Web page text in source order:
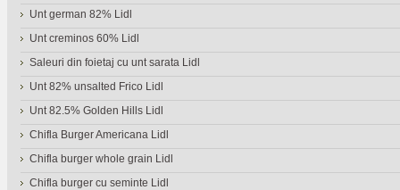
Unt german 82% Lidl
Unt creminos 60% Lidl
Saleuri din foietaj cu unt sarata Lidl
Unt 82% unsalted Frico Lidl
Unt 82.5% Golden Hills Lidl
Chifla Burger Americana Lidl
Chifla burger whole grain Lidl
Chifla burger cu seminte Lidl